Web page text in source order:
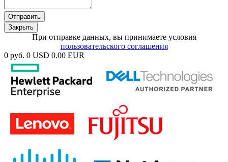
Отправить
Закрыть
При отправке данных, вы принимаете условия
пользовательского соглашения
0 руб. 0 USD 0.00 EUR